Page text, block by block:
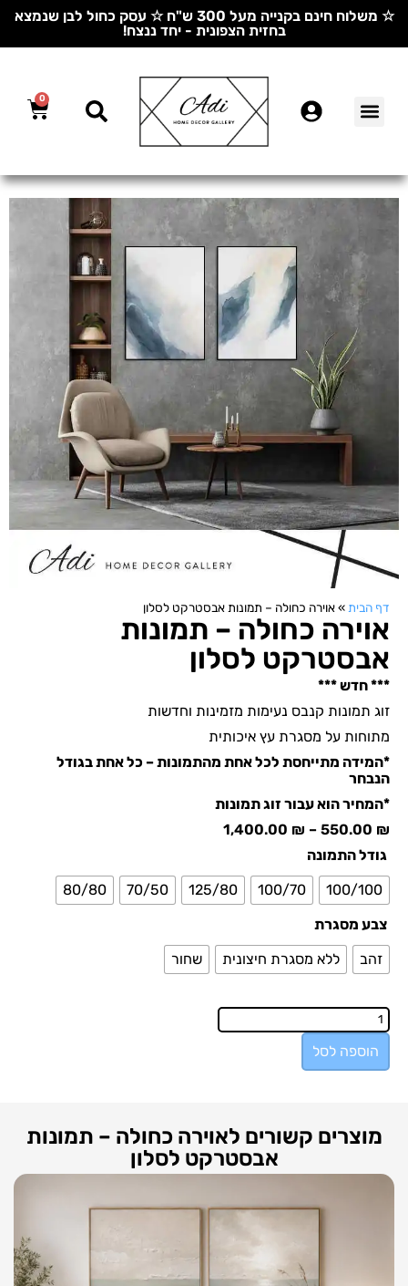
☆ משלוח חינם בקנייה מעל 300 ש"ח ☆ עסק כחול לבן שנמצא
בחזית הצפונית - יחד ננצח!
0
דף הבית »אוירה כחולה – תמונות אבסטרקט לסלון
אוירה כחולה – תמונות
אבסטרקט לסלון
*** חדש ***
זוג תמונות קנבס נעימות מזמינות וחדשות
מתוחות על מסגרת עץ איכותית
*המידה מתייחסת לכל אחת מהתמונות – כל אחת בגודל
הנבחר
*המחיר הוא עבור זוג תמונות
550.00 ₪
–
1,400.00 ₪
גודל התמונה
100/100
100/70
125/80
70/50
80/80
צבע מסגרת
זהב
ללא מסגרת חיצונית שחור
הוספה לסל
מוצרים קשורים לאוירה כחולה – תמונות
אבסטרקט לסלון